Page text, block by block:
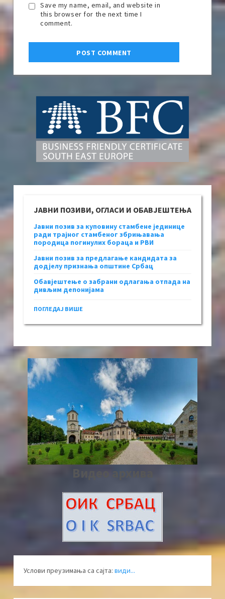
Save my name, email, and website in
this browser for the next time I
comment.
ЈАВНИ ПОЗИВИ, ОГЛАСИ И ОБАВЈЕШТЕЊА
Јавни позив за куповину стамбене јединице
ради трајног стамбеног збрињавања
породица погинулих бораца и РВИ
Јавни позив за предлагање кандидата за
додјелу признања општине Србац
Обавјештење о забрани одлагања отпада на
дивљим депонијама
ПОГЛЕДАЈ ВИШЕ
Услови преузимања са сајта: види...